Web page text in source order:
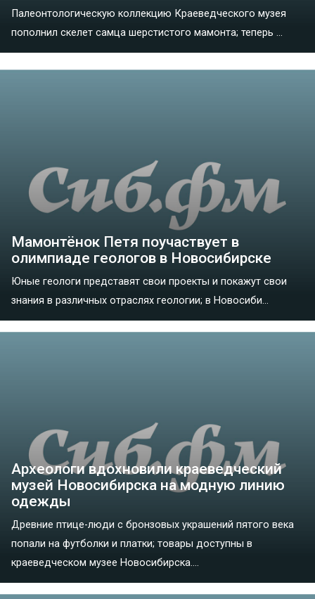
Палеонтологическую коллекцию Краеведческого музея
пополнил скелет самца шерстистого мамонта; теперь ...
Мамонтёнок Петя поучаствует в
олимпиаде геологов в Новосибирске
Юные геологи представят свои проекты и покажут свои
знания в различных отраслях геологии; в Новосиби...
Археологи вдохновили краеведческий
музей Новосибирска на модную линию
одежды
Древние птице-люди с бронзовых украшений пятого века
попали на футболки и платки; товары доступны в
краеведческом музее Новосибирска....